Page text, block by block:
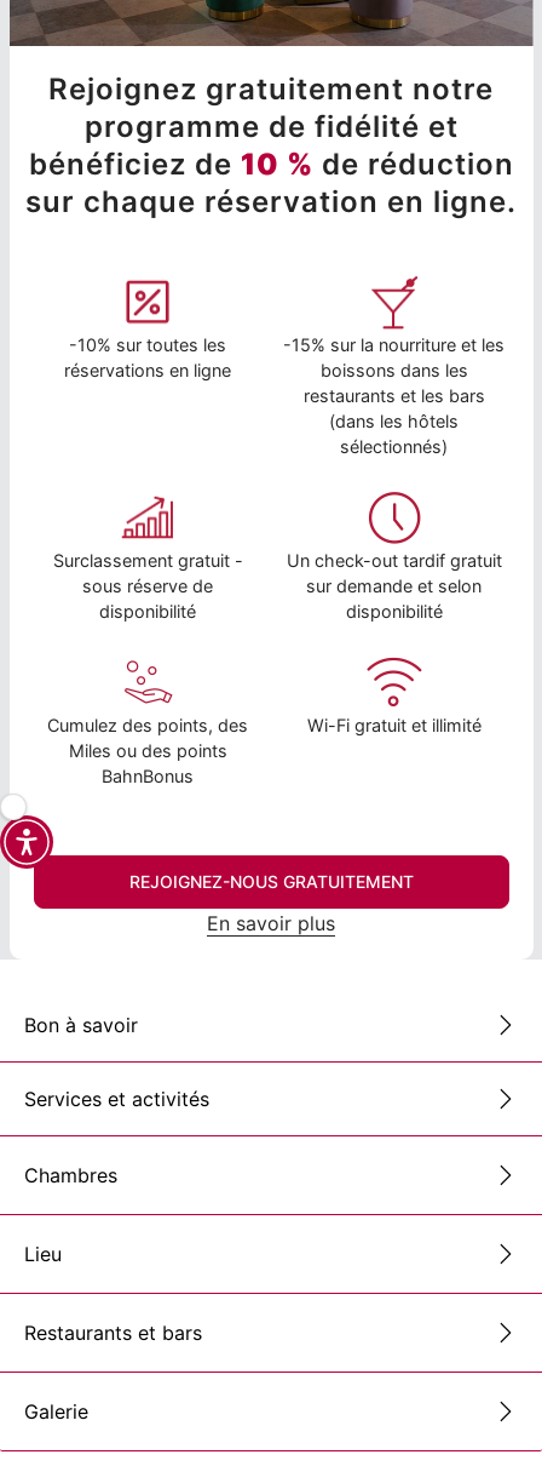
Rejoignez gratuitement notre
programme de fidélité et
bénéficiez de 10 % de réduction
sur chaque réservation en ligne.
-10% sur toutes les
réservations en ligne
-15% sur la nourriture et les
boissons dans les
restaurants et les bars
(dans les hôtels
sélectionnés)
Surclassement gratuit -
sous réserve de
disponibilité
Un check-out tardif gratuit
sur demande et selon
disponibilité
Cumulez des points, des
Miles ou des points
BahnBonus
Wi-Fi gratuit et illimité
REJOIGNEZ-NOUS GRATUITEMENT
En savoir plus
Bon à savoir
Services et activités
Chambres
Lieu
Restaurants et bars
Galerie